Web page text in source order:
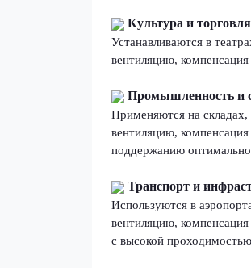
Культура и торговля
Устанавливаются в
вентиляцию,
Промышленность и
Применяются на складах,
вентиляцию,
поддержанию
Транспорт и
Используются в
вентиляцию,
с высокой